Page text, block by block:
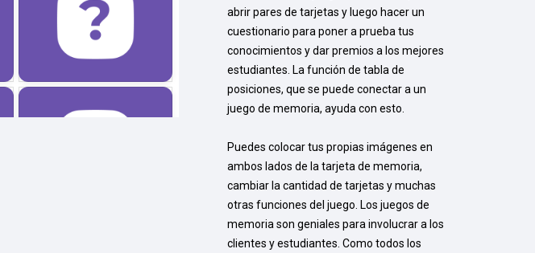
abrir pares de tarjetas y luego hacer un
cuestionario para poner a prueba tus
conocimientos y dar premios a los mejores
estudiantes. La función de tabla de
posiciones, que se puede conectar a un
juego de memoria, ayuda con esto.
Puedes colocar tus propias imágenes en
ambos lados de la tarjeta de memoria,
cambiar la cantidad de tarjetas y muchas
otras funciones del juego. Los juegos de
memoria son geniales para involucrar a los
clientes y estudiantes. Como todos los